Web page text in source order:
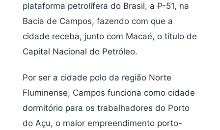
plataforma petrolífera do Brasil, a P-51, na
Bacia de Campos, fazendo com que a
cidade receba, junto com Macaé, o título de
Capital Nacional do Petróleo.
Por ser a cidade polo da região Norte
Fluminense, Campos funciona como cidade
dormitório para os trabalhadores do Porto
do Açu, o maior empreendimento porto-